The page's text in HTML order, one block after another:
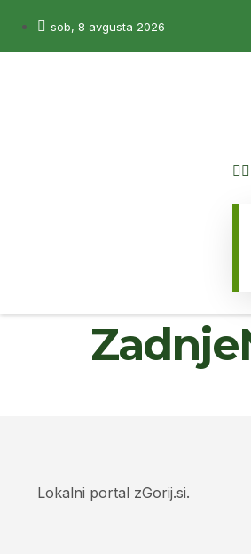
sob, 8 avgusta 2026
Lokalni portal zGorij.si.